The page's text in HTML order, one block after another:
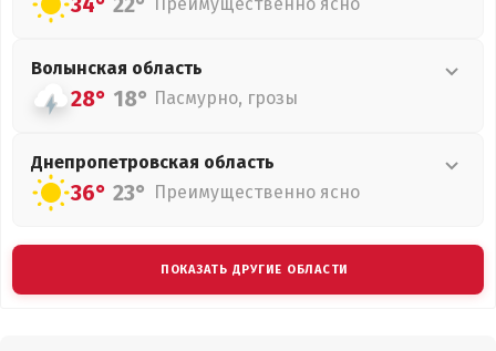
Волынская область
28° 18° Пасмурно, грозы
Днепропетровская область
36° 23° Преимущественно ясно
ПОКАЗАТЬ ДРУГИЕ ОБЛАСТИ